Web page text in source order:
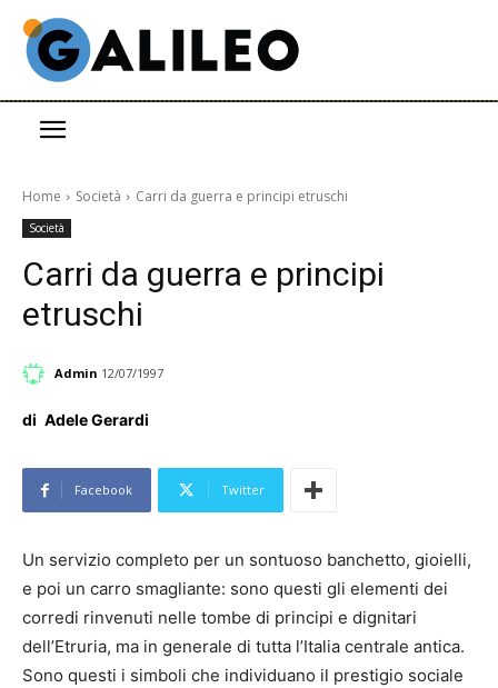
Home Società Carri da guerra e principi etruschi
Società
Carri da guerra e principi
etruschi
Admin 12/07/1997
di Adele Gerardi
Facebook Twitter
Un servizio completo per un sontuoso banchetto, gioielli,
e poi un carro smagliante: sono questi gli elementi dei
corredi rinvenuti nelle tombe di principi e dignitari
dell’Etruria, ma in generale di tutta l’Italia centrale antica.
Sono questi i simboli che individuano il prestigio sociale